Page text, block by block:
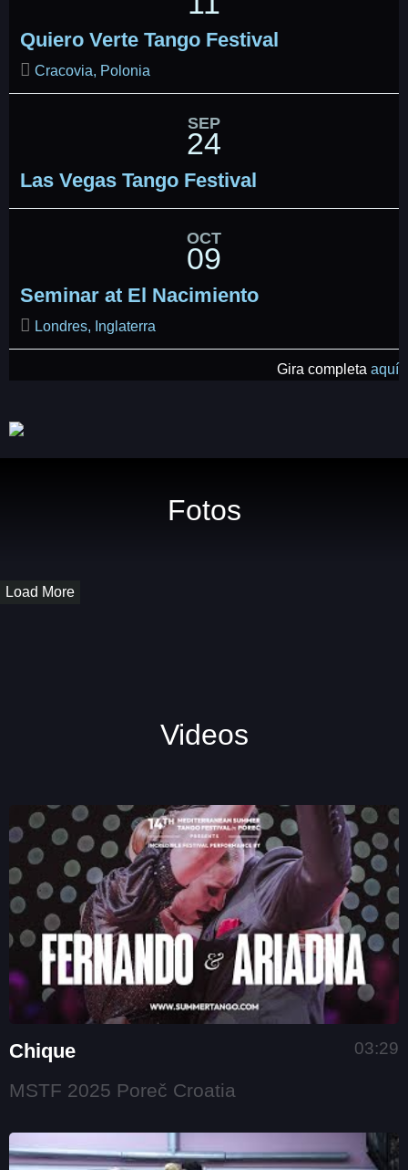
Quiero Verte Tango Festival
Cracovia, Polonia
SEP
24
Las Vegas Tango Festival
OCT
09
Seminar at El Nacimiento
Londres, Inglaterra
Gira completa aquí
Fotos
Load More
Videos
Chique 03:29
MSTF 2025 Poreč Croatia